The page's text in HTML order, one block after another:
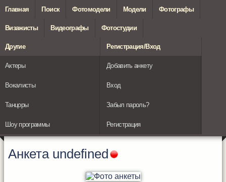
Главная Поиск Фотомодели Модели Фотографы
Визажисты Видеографы Фотостудии
Другие
Актеры
Вокалисты
Танцоры
Шоу программы
Регистрация/Вход
Добавить анкету
Вход
Забыл пароль?
Регистрация
Анкета undefined